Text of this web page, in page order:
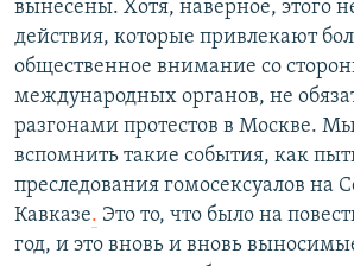
вынесены. Хотя, наверное, этого
действия, которые привлекают
общественное внимание со
международных органов, не
разгонами протестов в Москве.
вспомнить такие события, как
преследования гомосексуалов на
Кавказе. Это то, что было на
год, и это вновь и вновь